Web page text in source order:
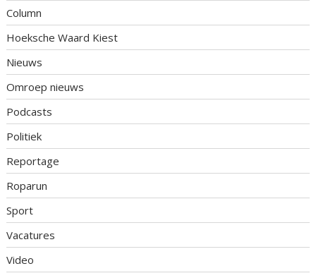
Column
Hoeksche Waard Kiest
Nieuws
Omroep nieuws
Podcasts
Politiek
Reportage
Roparun
Sport
Vacatures
Video